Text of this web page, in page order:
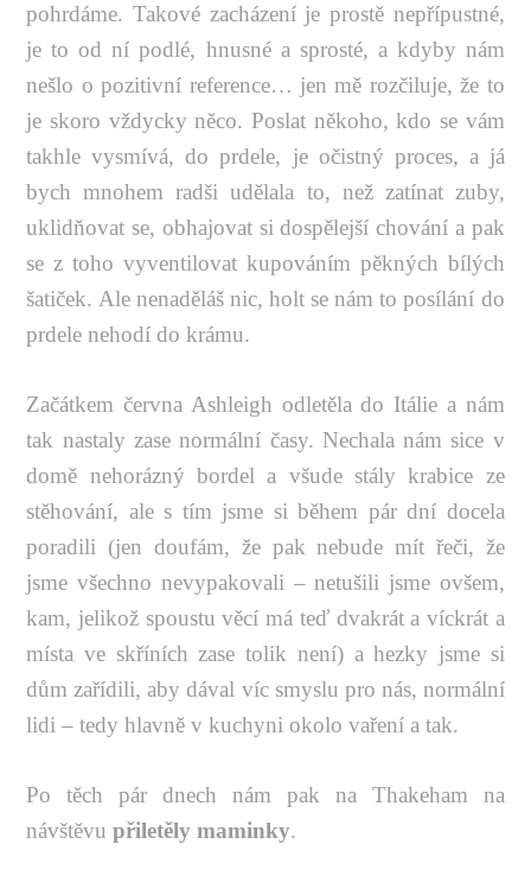
pohrdáme. Takové zacházení je prostě nepřípustné,
je to od ní podlé, hnusné a sprosté, a kdyby nám
nešlo o pozitivní reference… jen mě rozčiluje, že to
je skoro vždycky něco. Poslat někoho, kdo se vám
takhle vysmívá, do prdele, je očistný proces, a já
bych mnohem radši udělala to, než zatínat zuby,
uklidňovat se, obhajovat si dospělejší chování a pak
se z toho vyventilovat kupováním pěkných bílých
šatiček. Ale nenaděláš nic, holt se nám to posílání do
prdele nehodí do krámu.
Začátkem června Ashleigh odletěla do Itálie a nám
tak nastaly zase normální časy. Nechala nám sice v
domě nehorázný bordel a všude stály krabice ze
stěhování, ale s tím jsme si během pár dní docela
poradili (jen doufám, že pak nebude mít řeči, že
jsme všechno nevypakovali – netušili jsme ovšem,
kam, jelikož spoustu věcí má teď dvakrát a víckrát a
místa ve skříních zase tolik není) a hezky jsme si
dům zařídili, aby dával víc smyslu pro nás, normální
lidi – tedy hlavně v kuchyni okolo vaření a tak.
Po těch pár dnech nám pak na Thakeham na
návštěvupřiletěly maminky.